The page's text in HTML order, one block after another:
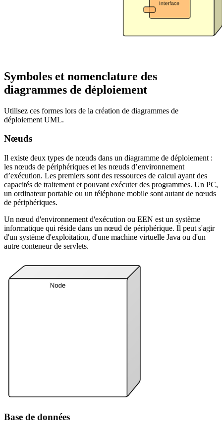
Symboles et nomenclature des
diagrammes de déploiement
Utilisez ces formes lors de la création de diagrammes de
déploiement UML.
Nœuds
Il existe deux types de nœuds dans un diagramme de déploiement :
les nœuds de périphériques et les nœuds d’environnement
d’exécution. Les premiers sont des ressources de calcul ayant des
capacités de traitement et pouvant exécuter des programmes. Un PC,
un ordinateur portable ou un téléphone mobile sont autant de nœuds
de périphériques.
Un nœud d'environnement d'exécution ou EEN est un système
informatique qui réside dans un nœud de périphérique. Il peut s'agir
d'un système d'exploitation, d'une machine virtuelle Java ou d'un
autre conteneur de servlets.
Base de données